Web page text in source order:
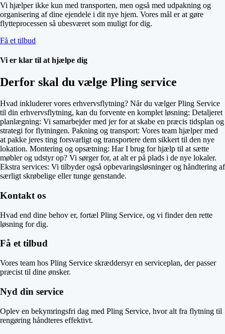
Vi hjælper ikke kun med transporten, men også med udpakning og
organisering af dine ejendele i dit nye hjem. Vores mål er at gøre
flytteprocessen så ubesværet som muligt for dig.
Få et tilbud
Vi er klar til at hjælpe dig
Derfor skal du vælge Pling service
Hvad inkluderer vores erhvervsflytning? Når du vælger Pling Service
til din erhvervsflytning, kan du forvente en komplet løsning: Detaljeret
planlægning: Vi samarbejder med jer for at skabe en præcis tidsplan og
strategi for flytningen. Pakning og transport: Vores team hjælper med
at pakke jeres ting forsvarligt og transportere dem sikkert til den nye
lokation. Montering og opsætning: Har I brug for hjælp til at sætte
møbler og udstyr op? Vi sørger for, at alt er på plads i de nye lokaler.
Ekstra services: Vi tilbyder også opbevaringsløsninger og håndtering af
særligt skrøbelige eller tunge genstande.
Kontakt os
Hvad end dine behov er, fortæl Pling Service, og vi finder den rette
løsning for dig.
Få et tilbud
Vores team hos Pling Service skræddersyr en serviceplan, der passer
præcist til dine ønsker.
Nyd din service
Oplev en bekymringsfri dag med Pling Service, hvor alt fra flytning til
rengøring håndteres effektivt.